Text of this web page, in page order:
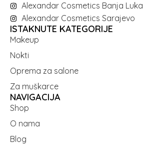
Alexandar Cosmetics Banja Luka
Alexandar Cosmetics Sarajevo
ISTAKNUTE KATEGORIJE
Makeup
Nokti
Oprema za salone
Za muškarce
NAVIGACIJA
Shop
O nama
Blog